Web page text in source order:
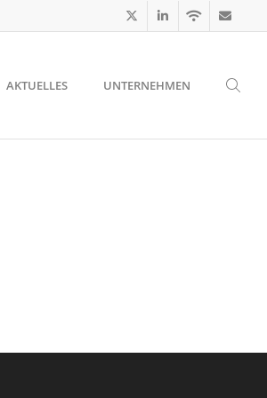
AKTUELLES UNTERNEHMEN